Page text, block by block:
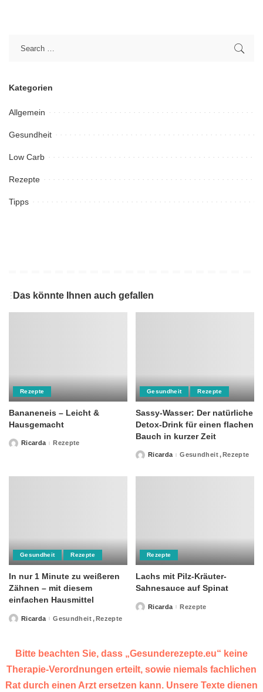
Kategorien
Allgemein
Gesundheit
Low Carb
Rezepte
Tipps
Das könnte Ihnen auch gefallen
Rezepte
Bananeneis – Leicht &
Hausgemacht
PostedRicarda Rezepte
Gesundheit Rezepte
Sassy-Wasser: Der natürliche
Detox-Drink für einen flachen
Bauch in kurzer Zeit
PostedRicarda Gesundheit Rezepte
Gesundheit Rezepte
In nur 1 Minute zu weißeren
Zähnen – mit diesem
einfachen Hausmittel
PostedRicarda Gesundheit Rezepte
Rezepte
Lachs mit Pilz-Kräuter-
Sahnesauce auf Spinat
PostedRicarda Rezepte
Bitte beachten Sie, dass „Gesunderezepte.eu“ keine
Therapie-Verordnungen erteilt, sowie niemals fachlichen
Rat durch einen Arzt ersetzen kann. Unsere Texte dienen